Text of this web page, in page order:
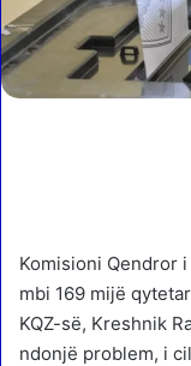
Komisioni Qendror
mbi 169 mijë
KQZ-së, Kreshnik
ndonjë problem, i